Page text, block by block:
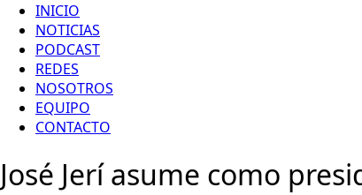
INICIO
NOTICIAS
PODCAST
REDES
NOSOTROS
EQUIPO
CONTACTO
José Jerí asume como